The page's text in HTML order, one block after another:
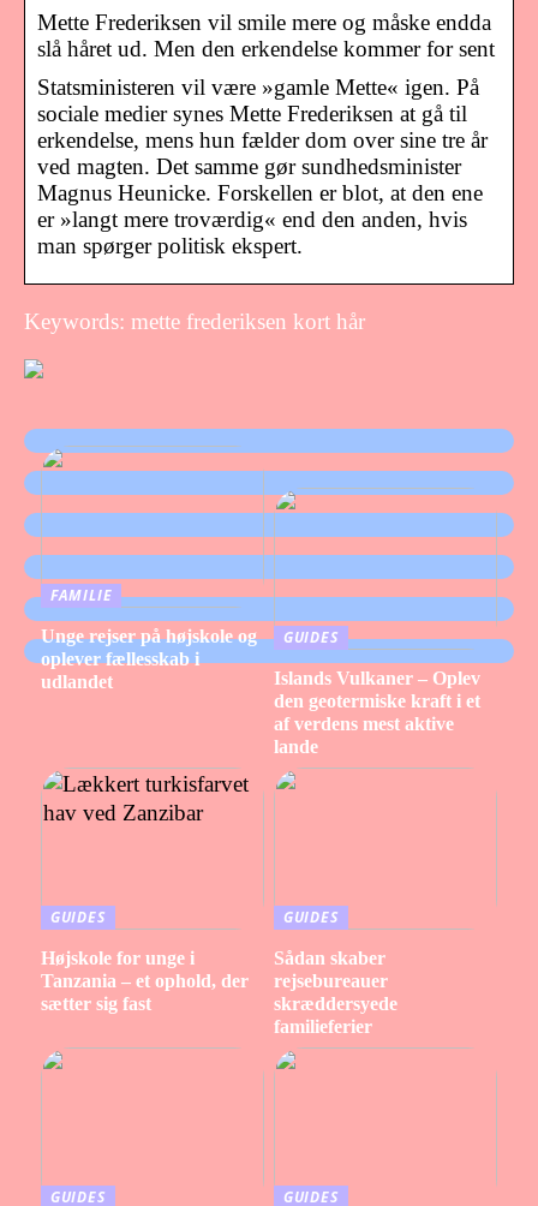
Mette Frederiksen vil smile mere og måske endda
slå håret ud. Men den erkendelse kommer for sent
Statsministeren vil være »gamle Mette« igen. På
sociale medier synes Mette Frederiksen at gå til
erkendelse, mens hun fælder dom over sine tre år
ved magten. Det samme gør sundhedsminister
Magnus Heunicke. Forskellen er blot, at den ene
er »langt mere troværdig« end den anden, hvis
man spørger politisk ekspert.
Keywords: mette frederiksen kort hår
FAMILIE
Unge rejser på højskole og
oplever fællesskab i
udlandet
GUIDES
Islands Vulkaner – Oplev
den geotermiske kraft i et
af verdens mest aktive
lande
GUIDES
Højskole for unge i
Tanzania – et ophold, der
sætter sig fast
GUIDES
Sådan skaber
rejsebureauer
skræddersyede
familieferier
GUIDES GUIDES